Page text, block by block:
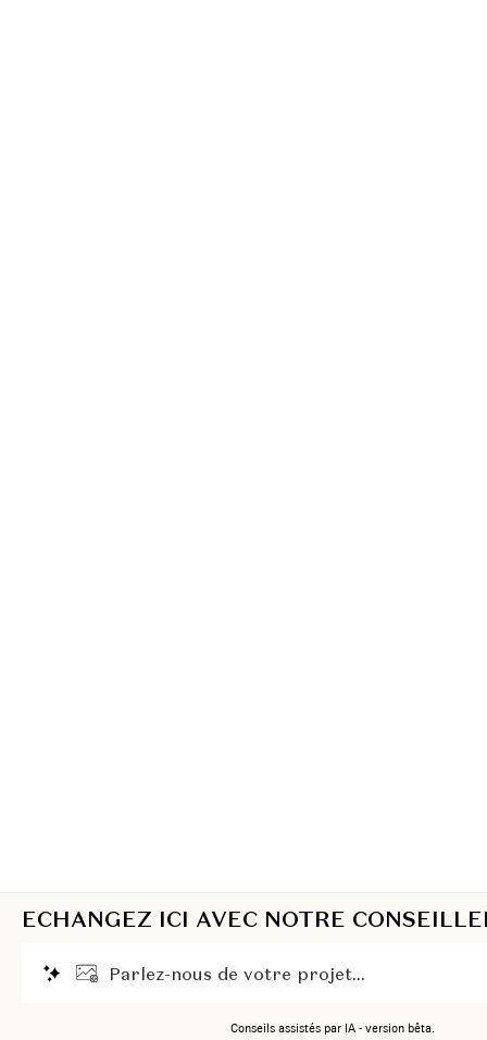
ECHANGEZ ICI AVEC NOTRE
Parlez-nous de votre projet...
Conseils assistés par IA - version bêta.